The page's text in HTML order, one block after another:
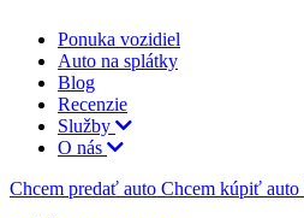
Ponuka vozidiel
Auto na splátky
Blog
Recenzie
Služby
O nás
Chcem predať auto Chcem kúpiť auto